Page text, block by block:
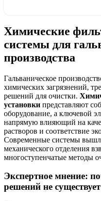
Химические
системы для
производства
Гальваническое
химических загрязнений,
решений для очистки.
установки представляют
оборудование, а ключевой
напрямую влияющий на
растворов и соответствие
Современные системы
механического отделения
многоступенчатые методы
Экспертное мнение:
решений не существует